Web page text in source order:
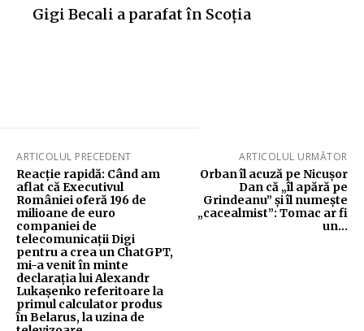
Gigi Becali a parafat în Scoția
ARTICOLUL PRECEDENT
Reacție rapidă: Când am
aflat că Executivul
României oferă 196 de
milioane de euro
companiei de
telecomunicații Digi
pentru a crea un ChatGPT,
mi-a venit în minte
declarația lui Alexandr
Lukașenko referitoare la
primul calculator produs
în Belarus, la uzina de
ARTICOLUL URMĂTOR
Orban îl acuză pe Nicușor
Dan că „îl apără pe
Grindeanu” și îl numește
„cacealmist”: Tomac ar fi
un…